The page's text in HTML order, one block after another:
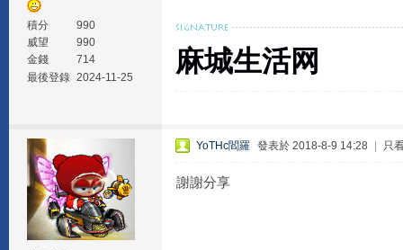
積分
990
威望
990
金錢
714
最後登錄 2024-11-25 麻城生活网
YoTHc閻羅 發表於 2018-8-9 14:28 只
謝謝分享